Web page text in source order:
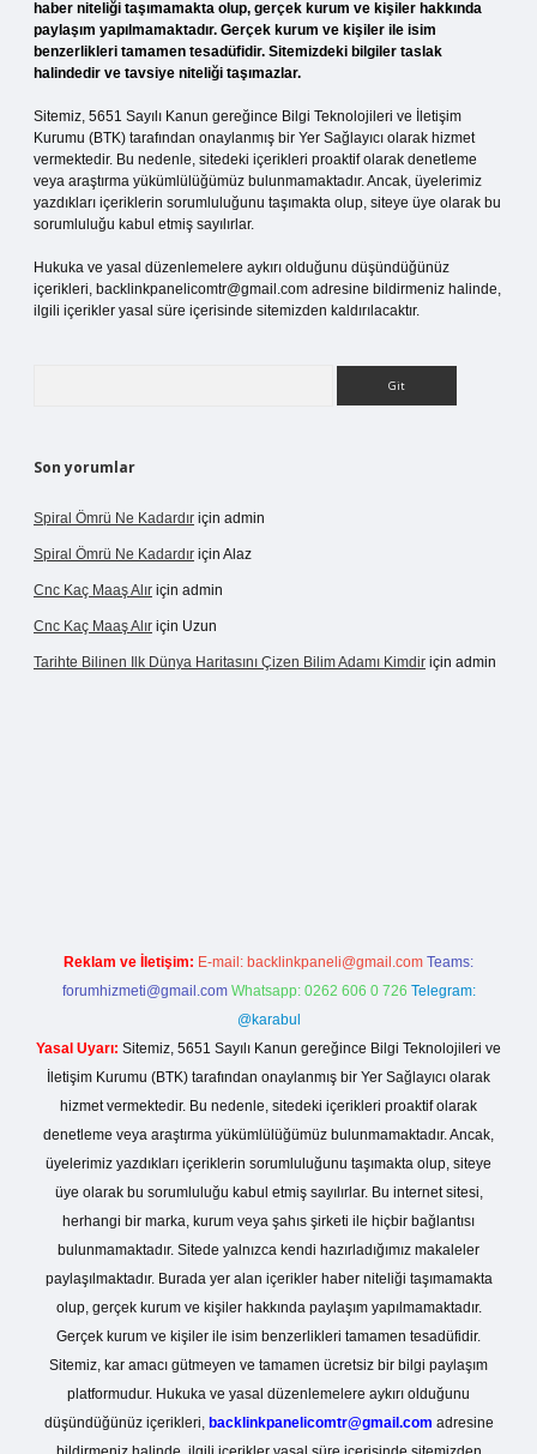
haber niteliği taşımamakta olup, gerçek kurum ve kişiler hakkında
paylaşım yapılmamaktadır. Gerçek kurum ve kişiler ile isim
benzerlikleri tamamen tesadüfidir. Sitemizdeki bilgiler taslak
halindedir ve tavsiye niteliği taşımazlar.
Sitemiz, 5651 Sayılı Kanun gereğince Bilgi Teknolojileri ve İletişim
Kurumu (BTK) tarafından onaylanmış bir Yer Sağlayıcı olarak hizmet
vermektedir. Bu nedenle, sitedeki içerikleri proaktif olarak denetleme
veya araştırma yükümlülüğümüz bulunmamaktadır. Ancak, üyelerimiz
yazdıkları içeriklerin sorumluluğunu taşımakta olup, siteye üye olarak bu
sorumluluğu kabul etmiş sayılırlar.
Hukuka ve yasal düzenlemelere aykırı olduğunu düşündüğünüz
içerikleri, backlinkpanelicomtr@gmail.com adresine bildirmeniz halinde,
ilgili içerikler yasal süre içerisinde sitemizden kaldırılacaktır.
Son yorumlar
Spiral Ömrü Ne Kadardır için admin
Spiral Ömrü Ne Kadardır için Alaz
Cnc Kaç Maaş Alır için admin
Cnc Kaç Maaş Alır için Uzun
Tarihte Bilinen Ilk Dünya Haritasını Çizen Bilim Adamı Kimdir için admin
Reklam ve İletişim: E-mail: backlinkpaneli@gmail.com Teams:
forumhizmeti@gmail.com Whatsapp: 0262 606 0 726 Telegram:
@karabul
Yasal Uyarı: Sitemiz, 5651 Sayılı Kanun gereğince Bilgi Teknolojileri ve
İletişim Kurumu (BTK) tarafından onaylanmış bir Yer Sağlayıcı olarak
hizmet vermektedir. Bu nedenle, sitedeki içerikleri proaktif olarak
denetleme veya araştırma yükümlülüğümüz bulunmamaktadır. Ancak,
üyelerimiz yazdıkları içeriklerin sorumluluğunu taşımakta olup, siteye
üye olarak bu sorumluluğu kabul etmiş sayılırlar. Bu internet sitesi,
herhangi bir marka, kurum veya şahıs şirketi ile hiçbir bağlantısı
bulunmamaktadır. Sitede yalnızca kendi hazırladığımız makaleler
paylaşılmaktadır. Burada yer alan içerikler haber niteliği taşımamakta
olup, gerçek kurum ve kişiler hakkında paylaşım yapılmamaktadır.
Gerçek kurum ve kişiler ile isim benzerlikleri tamamen tesadüfidir.
Sitemiz, kar amacı gütmeyen ve tamamen ücretsiz bir bilgi paylaşım
platformudur. Hukuka ve yasal düzenlemelere aykırı olduğunu
düşündüğünüz içerikleri, backlinkpanelicomtr@gmail.com adresine